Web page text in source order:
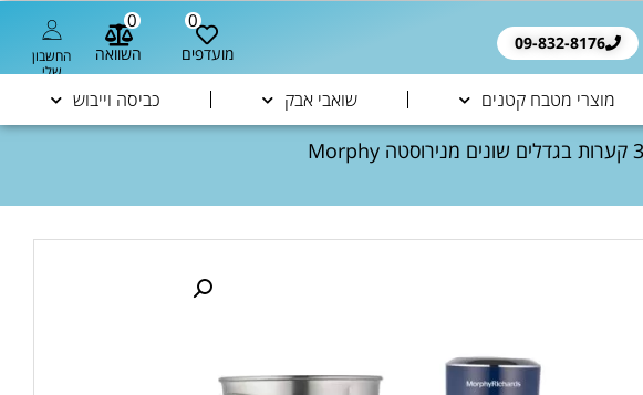
09-832-8176​
מועדפים
0
השוואה
0
החשבון
שלי
מוצרי מטבח קטנים שואבי אבק כביסה וייבוש
/ קוצץ מזון מהיר עם 3 קערות בגדלים שונים מנירוסטה Morphy